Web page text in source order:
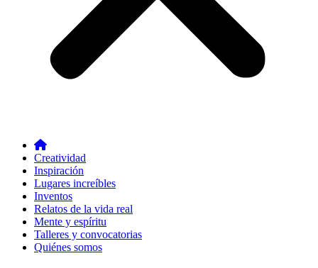
Creatividad
Inspiración
Lugares increíbles
Inventos
Relatos de la vida real
Mente y espíritu
Talleres y convocatorias
Quiénes somos